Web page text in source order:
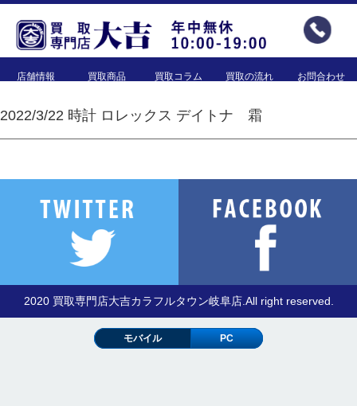
店舗情報 買取商品 買取コラム 買取の流れ お問合わせ
2022/3/22 時計 ロレックス デイトナ 霜
2020 買取専門店大吉カラフルタウン岐阜店.All right reserved.
モバイル PC